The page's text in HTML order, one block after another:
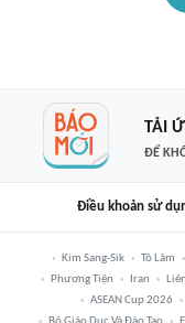
TẢI
ĐỂ
Điều khoản sử
Kim Sang-Sik Tô Lâm
Phương Tiện
Iran
ASEAN Cup 2026
Bộ Giáo Dục Và Đào Tạo